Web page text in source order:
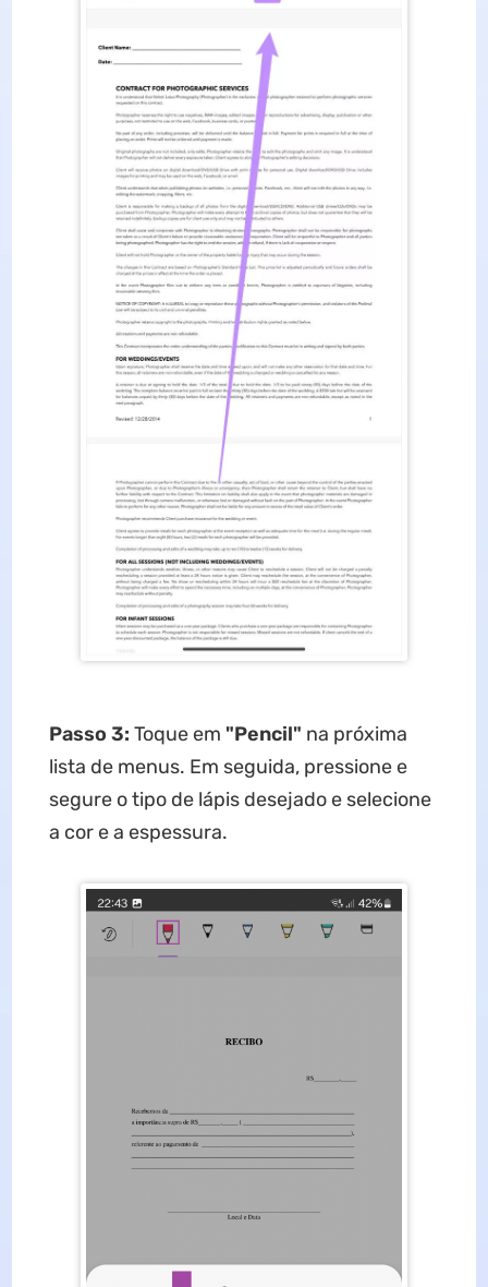
Passo 3: Toque em "Pencil" na próxima
lista de menus. Em seguida, pressione e
segure o tipo de lápis desejado e selecione
a cor e a espessura.